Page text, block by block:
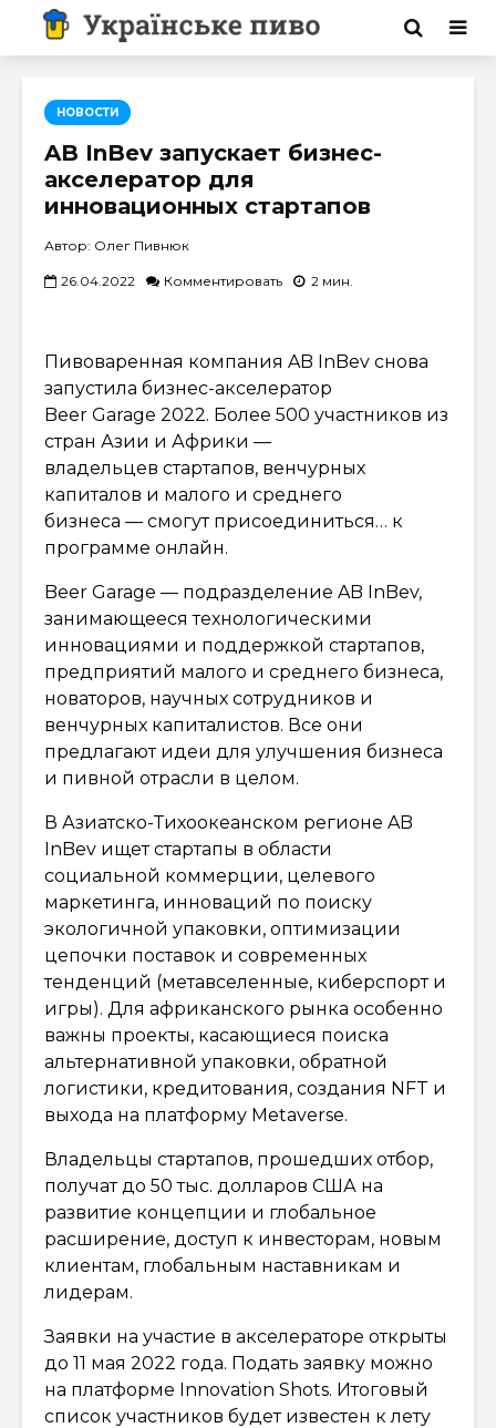
НОВОСТИ
AB InBev запускает бизнес-
акселератор для
инновационных стартапов
Автор: Олег Пивнюк
26.04.2022 Комментировать 2 мин.
Пивоваренная компания AB InBev снова
запустила бизнес-акселератор
Beer Garage 2022. Более 500 участников из
стран Азии и Африки —
владельцев стартапов, венчурных
капиталов и малого и среднего
бизнеса — смогут присоединиться… к
программе онлайн.
Beer Garage — подразделение AB InBev,
занимающееся технологическими
инновациями и поддержкой стартапов,
предприятий малого и среднего бизнеса,
новаторов, научных сотрудников и
венчурных капиталистов. Все они
предлагают идеи для улучшения бизнеса
и пивной отрасли в целом.
В Азиатско-Тихоокеанском регионе AB
InBev ищет стартапы в области
социальной коммерции, целевого
маркетинга, инноваций по поиску
экологичной упаковки, оптимизации
цепочки поставок и современных
тенденций (метавселенные, киберспорт и
игры). Для африканского рынка особенно
важны проекты, касающиеся поиска
альтернативной упаковки, обратной
логистики, кредитования, создания NFT и
выхода на платформу Metaverse.
Владельцы стартапов, прошедших отбор,
получат до 50 тыс. долларов США на
развитие концепции и глобальное
расширение, доступ к инвесторам, новым
клиентам, глобальным наставникам и
лидерам.
Заявки на участие в акселераторе открыты
до 11 мая 2022 года. Подать заявку можно
на платформе Innovation Shots. Итоговый
список участников будет известен к лету